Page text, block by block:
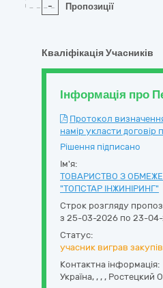
- Пропозиції
Кваліфікація Учасників
Інформація про
Протокол
намір укласти договір
Рішення підписано
Ім'я:
ТОВАРИСТВО З
"ТОПСТАР ІНЖИНІРИНГ"
Строк розгляду
з 25-03-2026 по 23-
Статус:
учасник виграв
Контактна інформація:
Україна, , , , Ростецкий